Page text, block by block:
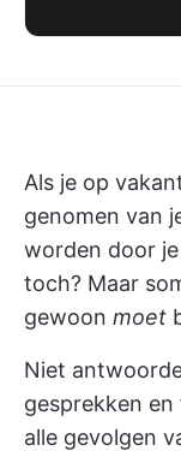
Als je op
genomen van
worden door
toch? Maar
gewoon moet
Niet
gesprekken
alle gevolgen